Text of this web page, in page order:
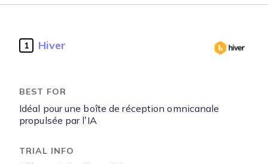
1 Hiver
Idéal pour une boîte de réception omnicanale
propulsée par l’IA